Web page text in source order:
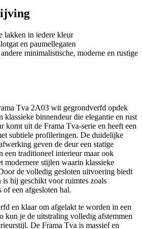
lakken in iedere kleur
en paumellegaten
minimalistische, moderne en rustige
Tva 2A03 wit gegrondverfd opdek
klassieke binnendeur die elegantie en rust
komt uit de Frama Tva-serie en heeft een
subtiele profileringen. De duidelijke
geven de deur een statige
een traditioneel interieur maar ook
modernere stijlen waarin klassieke
de volledig gesloten uitvoering biedt
is hij geschikt voor ruimtes zoals
of een afgesloten hal.
en klaar om afgelakt te worden in een
kun je de uitstraling volledig afstemmen
De Frama Tva is massief en